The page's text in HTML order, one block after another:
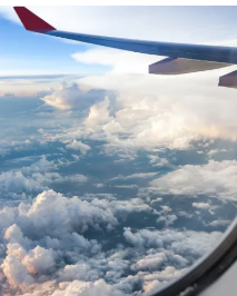
bewonderen (€). In het
Biscoitos bezoeken we
wijnmuseum (€). We
de noordzijde van het
ondertussen genieten
prachtige uitzichten op
groene landschap met
dorpjes en de
Oceaan. Onderweg naar
hotel brengen we nog